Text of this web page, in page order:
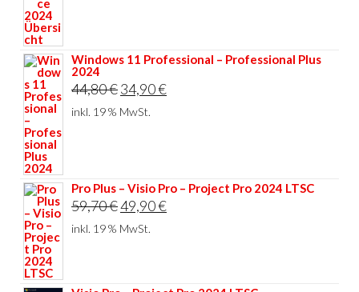
Windows 11 Professional – Professional Plus
2024
44,80€Ursprünglicher
Preis
34,90€Aktueller
inkl. 19 % MwSt.
Pro Plus – Visio Pro – Project Pro 2024 LTSC
59,70€Ursprünglicher
Preis
49,90€Aktueller
inkl. 19 % MwSt.